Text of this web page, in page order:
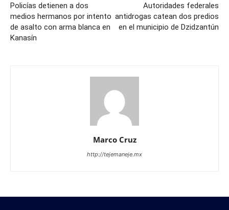
Policías detienen a dos
medios hermanos por intento
de asalto con arma blanca en
Kanasín
Autoridades federales
antidrogas catean dos predios
en el municipio de Dzidzantún
Marco Cruz
http://tejemaneje.mx